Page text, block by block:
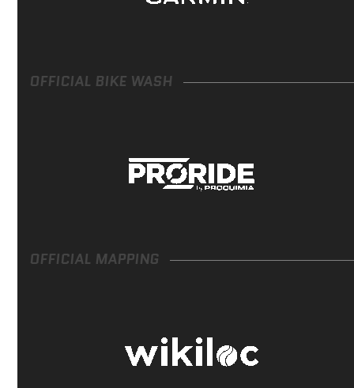
OFFICIAL BIKE WASH
OFFICIAL MAPPING